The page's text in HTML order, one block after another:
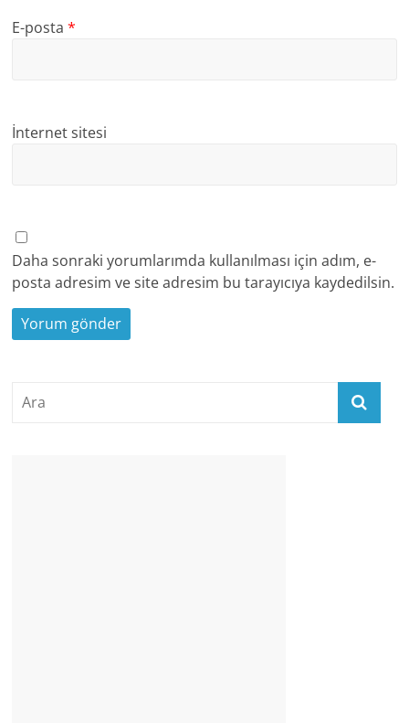
E-posta*
İnternet sitesi
Daha sonraki yorumlarımda kullanılması için adım, e-
posta adresim ve site adresim bu tarayıcıya kaydedilsin.